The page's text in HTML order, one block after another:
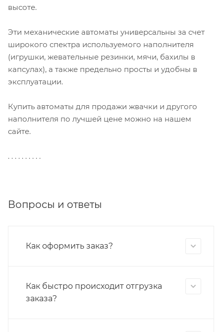
высоте.
Эти механические автоматы универсальны за счет
широкого спектра используемого наполнителя
(игрушки, жевательные резинки, мячи, бахилы в
капсулах), а также предельно просты и удобны в
эксплуатации.
Купить автоматы для продажи жвачки и другого
наполнителя по лучшей цене можно на нашем
сайте.
. . . . . . . . . .
Вопросы и ответы
Как оформить заказ?
Как быстро происходит отгрузка
заказа?